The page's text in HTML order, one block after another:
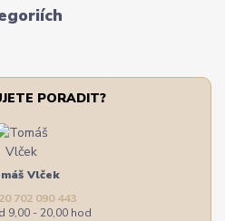
PORADIT?
Vlček
702 090 443
9,00 - 20,00 hod